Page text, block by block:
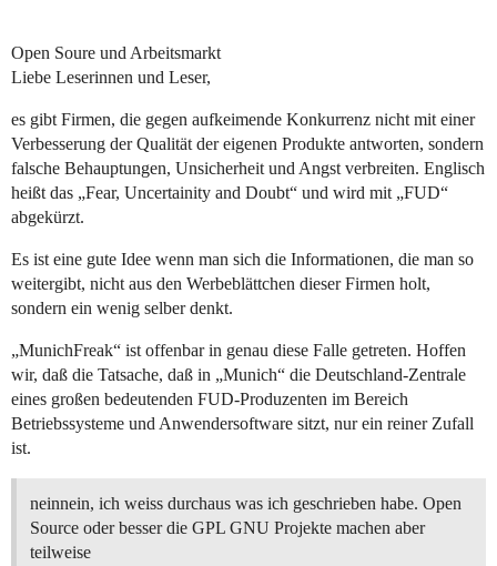
Open Soure und Arbeitsmarkt
Liebe Leserinnen und Leser,
es gibt Firmen, die gegen aufkeimende Konkurrenz nicht mit einer
Verbesserung der Qualität der eigenen Produkte antworten, sondern
falsche Behauptungen, Unsicherheit und Angst verbreiten. Englisch
heißt das „Fear, Uncertainity and Doubt“ und wird mit „FUD“
abgekürzt.
Es ist eine gute Idee wenn man sich die Informationen, die man so
weitergibt, nicht aus den Werbeblättchen dieser Firmen holt,
sondern ein wenig selber denkt.
„MunichFreak“ ist offenbar in genau diese Falle getreten. Hoffen
wir, daß die Tatsache, daß in „Munich“ die Deutschland-Zentrale
eines großen bedeutenden FUD-Produzenten im Bereich
Betriebssysteme und Anwendersoftware sitzt, nur ein reiner Zufall
ist.
neinnein, ich weiss durchaus was ich geschrieben habe. Open
Source oder besser die GPL GNU Projekte machen aber
teilweise